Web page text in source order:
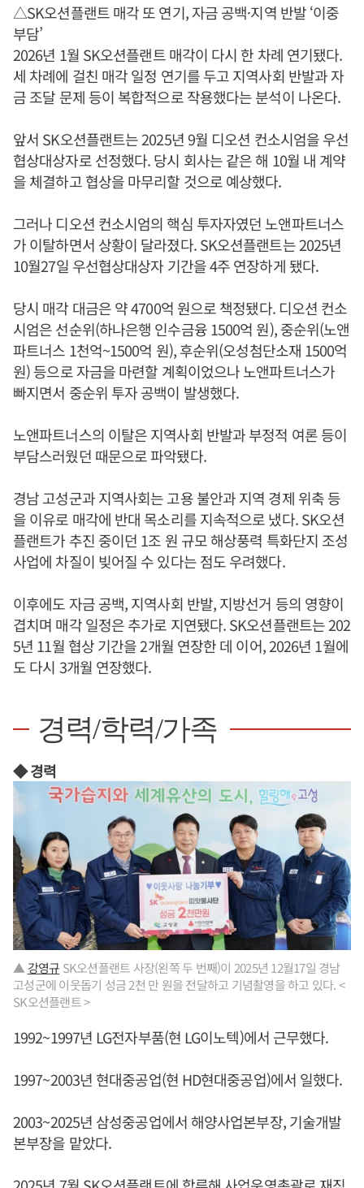
△SK오션플랜트 매각 또 연기, 자금 공백·지역 반발 ‘이중
부담’
2026년 1월 SK오션플랜트 매각이 다시 한 차례 연기됐다.
세 차례에 걸친 매각 일정 연기를 두고 지역사회 반발과 자
금 조달 문제 등이 복합적으로 작용했다는 분석이 나온다.
앞서 SK오션플랜트는 2025년 9월 디오션 컨소시엄을 우선
협상대상자로 선정했다. 당시 회사는 같은 해 10월 내 계약
을 체결하고 협상을 마무리할 것으로 예상했다.
그러나 디오션 컨소시엄의 핵심 투자자였던 노앤파트너스
가 이탈하면서 상황이 달라졌다. SK오션플랜트는 2025년
10월27일 우선협상대상자 기간을 4주 연장하게 됐다.
당시 매각 대금은 약 4700억 원으로 책정됐다. 디오션 컨소
시엄은 선순위(하나은행 인수금융 1500억 원), 중순위(노앤
파트너스 1천억~1500억 원), 후순위(오성첨단소재 1500억
원) 등으로 자금을 마련할 계획이었으나 노앤파트너스가
빠지면서 중순위 투자 공백이 발생했다.
노앤파트너스의 이탈은 지역사회 반발과 부정적 여론 등이
부담스러웠던 때문으로 파악됐다.
경남 고성군과 지역사회는 고용 불안과 지역 경제 위축 등
을 이유로 매각에 반대 목소리를 지속적으로 냈다. SK오션
플랜트가 추진 중이던 1조 원 규모 해상풍력 특화단지 조성
사업에 차질이 빚어질 수 있다는 점도 우려했다.
이후에도 자금 공백, 지역사회 반발, 지방선거 등의 영향이
겹치며 매각 일정은 추가로 지연됐다. SK오션플랜트는 202
5년 11월 협상 기간을 2개월 연장한 데 이어, 2026년 1월에
도 다시 3개월 연장했다.
경력/학력/가족
◆ 경력
▲ 강영규 SK오션플랜트 사장(왼쪽 두 번째)이 2025년 12월17일 경남
고성군에 이웃돕기 성금 2천 만 원을 전달하고 기념촬영을 하고 있다. <
SK오션플랜트 >
1992~1997년 LG전자부품(현 LG이노텍)에서 근무했다.
1997~2003년 현대중공업(현 HD현대중공업)에서 일했다.
2003~2025년 삼성중공업에서 해양사업본부장, 기술개발
본부장을 맡았다.